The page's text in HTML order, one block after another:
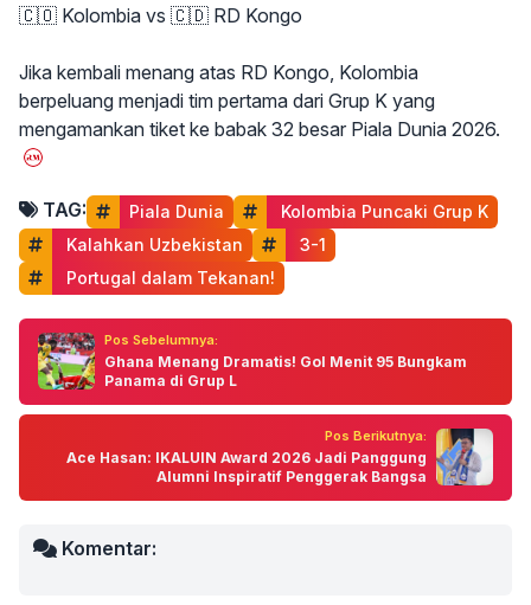
🇨🇴 Kolombia vs 🇨🇩 RD Kongo
Jika kembali menang atas RD Kongo, Kolombia
berpeluang menjadi tim pertama dari Grup K yang
mengamankan tiket ke babak 32 besar Piala Dunia 2026.
TAG: Piala Dunia
Kolombia Puncaki Grup K
Kalahkan Uzbekistan
3-1
Portugal dalam Tekanan!
Pos Sebelumnya:
Ghana Menang Dramatis! Gol Menit 95 Bungkam
Panama di Grup L
Pos Berikutnya:
Ace Hasan: IKALUIN Award 2026 Jadi Panggung
Alumni Inspiratif Penggerak Bangsa
Komentar: